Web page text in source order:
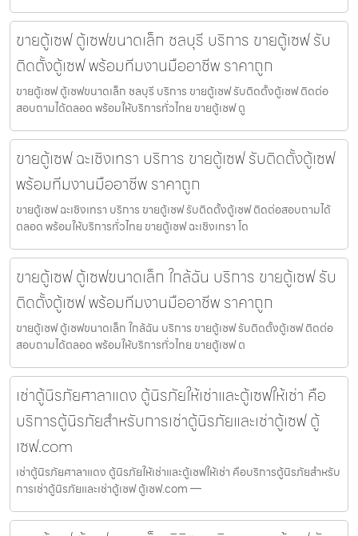
ขายตู้เซฟ ตู้เซฟขนาดเล็ก ชลบุรี บริการ ขายตู้เซฟ รับ
ติดตั้งตู้เซฟ พร้อมทีมงานมืออาชีพ ราคาถูก
ขายตู้เซฟ ตู้เซฟขนาดเล็ก ชลบุรี บริการ ขายตู้เซฟ รับติดตั้งตู้เซฟ ติดต่อ
สอบถามได้ตลอด พร้อมให้บริการทั่วไทย ขายตู้เซฟ ตู
ขายตู้เซฟ ฉะเชิงเทรา บริการ ขายตู้เซฟ รับติดตั้งตู้เซฟ
พร้อมทีมงานมืออาชีพ ราคาถูก
ขายตู้เซฟ ฉะเชิงเทรา บริการ ขายตู้เซฟ รับติดตั้งตู้เซฟ ติดต่อสอบถามได้
ตลอด พร้อมให้บริการทั่วไทย ขายตู้เซฟ ฉะเชิงเทรา โด
ขายตู้เซฟ ตู้เซฟขนาดเล็ก ใกล้ฉัน บริการ ขายตู้เซฟ รับ
ติดตั้งตู้เซฟ พร้อมทีมงานมืออาชีพ ราคาถูก
ขายตู้เซฟ ตู้เซฟขนาดเล็ก ใกล้ฉัน บริการ ขายตู้เซฟ รับติดตั้งตู้เซฟ ติดต่อ
สอบถามได้ตลอด พร้อมให้บริการทั่วไทย ขายตู้เซฟ ต
เช่าตู้นิรภัยศาลาแดง ตู้นิรภัยให้เช่าและตู้เซฟให้เช่า คือ
บริการตู้นิรภัยสำหรับการเช่าตู้นิรภัยและเช่าตู้เซฟ ตู้
เซฟ.com
เช่าตู้นิรภัยศาลาแดง ตู้นิรภัยให้เช่าและตู้เซฟให้เช่า คือบริการตู้นิรภัยสำหรับ
การเช่าตู้นิรภัยและเช่าตู้เซฟ ตู้เซฟ.com —